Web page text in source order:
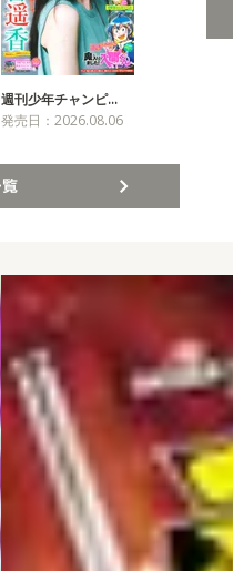
週刊少年チャンピ…
発売日：2026.08.06